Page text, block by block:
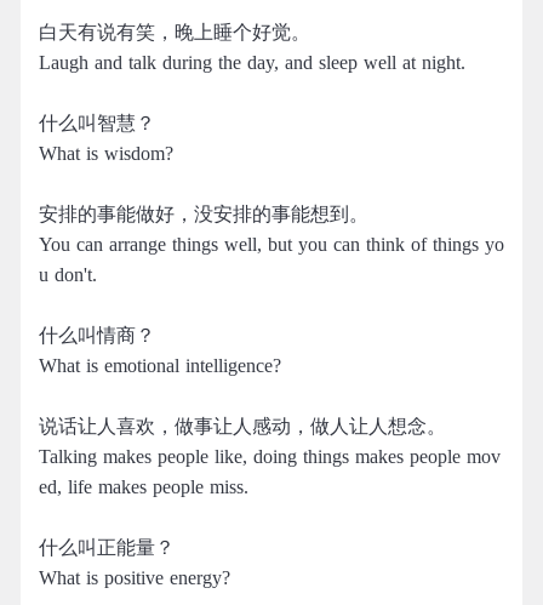
白天有说有笑，晚上睡个好觉。
Laugh and talk during the day, and sleep well at night.
什么叫智慧？
What is wisdom?
安排的事能做好，没安排的事能想到。
You can arrange things well, but you can think of things yo
u don't.
什么叫情商？
What is emotional intelligence?
说话让人喜欢，做事让人感动，做人让人想念。
Talking makes people like, doing things makes people mov
ed, life makes people miss.
什么叫正能量？
What is positive energy?